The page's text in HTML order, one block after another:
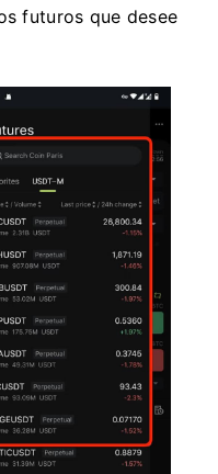
futuros que desee